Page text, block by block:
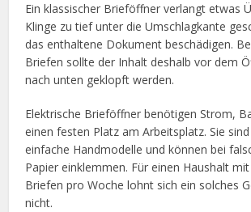
Ein klassischer Brieföffner verlangt etwas
Klinge zu tief unter die Umschlagkante
das enthaltene Dokument beschädigen.
Briefen sollte der Inhalt deshalb vor dem
nach unten geklopft werden.
Elektrische Brieföffner benötigen Strom,
einen festen Platz am Arbeitsplatz. Sie
einfache Handmodelle und können bei
Papier einklemmen. Für einen Haushalt
Briefen pro Woche lohnt sich ein solches
nicht.